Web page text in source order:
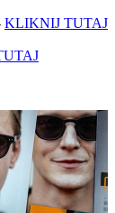
KLIKNIJ TUTAJ